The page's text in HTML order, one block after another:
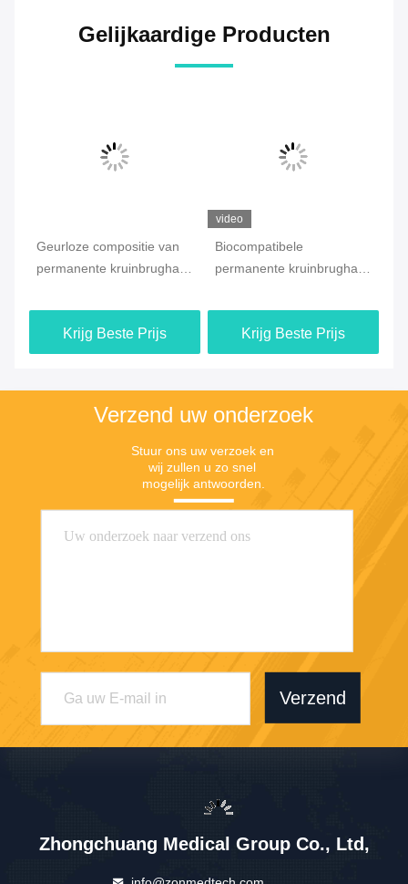
Gelijkaardige Producten
Geurloze compositie van
permanente kruinbrughars
ervaring
Krijg Beste Prijs
video
Biocompatibele
permanente kruinbrughars
Krijg Beste Prijs
Verzend uw onderzoek
Stuur ons uw verzoek en
wij zullen u zo snel
mogelijk antwoorden.
Verzend
Zhongchuang Medical Group Co., Ltd,